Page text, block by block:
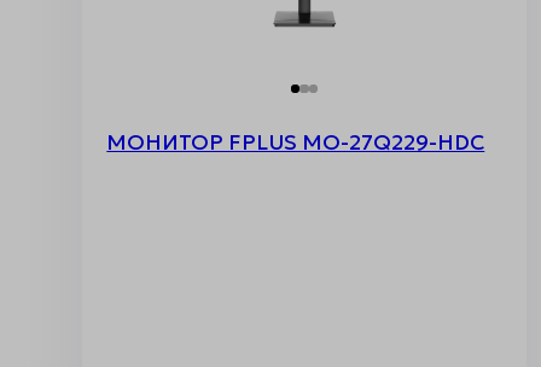
МОНИТОР FPLUS MO-27Q229-HDC